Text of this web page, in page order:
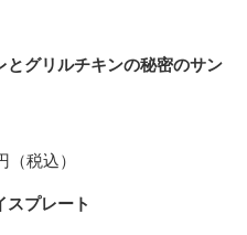
グリルチキンの秘密のサン
税込）
プレート